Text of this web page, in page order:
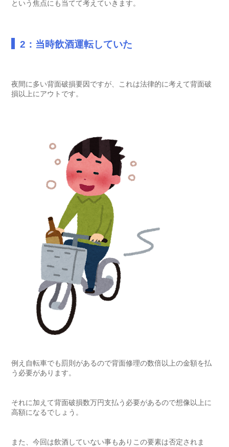
という焦点にも当てて考えていきます。
2：当時飲酒運転していた
夜間に多い背面破損要因ですが、これは法律的に考えて背面破
損以上にアウトです。
例え自転車でも罰則があるので背面修理の数倍以上の金額を払
う必要があります。
それに加えて背面破損数万円支払う必要があるので想像以上に
高額になるでしょう。
また、今回は飲酒していない事もありこの要素は否定されま